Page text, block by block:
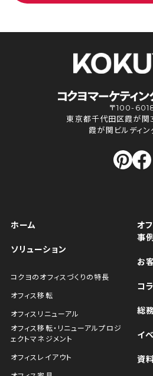
〒100-
東京都千代田区霞が関
霞が関ビルディ
ホーム
ソリューション
コクヨのオフィスづくりの特長
オフィス移転
オフィスリニューアル
オフィス移転・リニューアルプロジ
ェクトマネジメント
オフィスレイアウト
オ
事例
お
コ
総
イ
資